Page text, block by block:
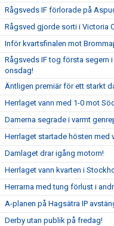
Rågsveds IF förlorade på
Rågsved gjorde sorti i Victoria
Inför kvartsfinalen mot
Rågsveds IF tog första segern
onsdag!
Äntligen premiär för ett starkt
Herrlaget vann med 1-0 mot
Damerna segrade i varmt
Herrlaget startade hösten med
Damlaget drar igång motorn!
Herrlaget vann kvarten i
Herrarna med tung förlust i
A-planen på Hagsätra IP
Derby utan publik på fredag!